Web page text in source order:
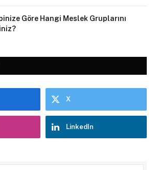
Göre Hangi Meslek Gruplarını
X
LinkedIn